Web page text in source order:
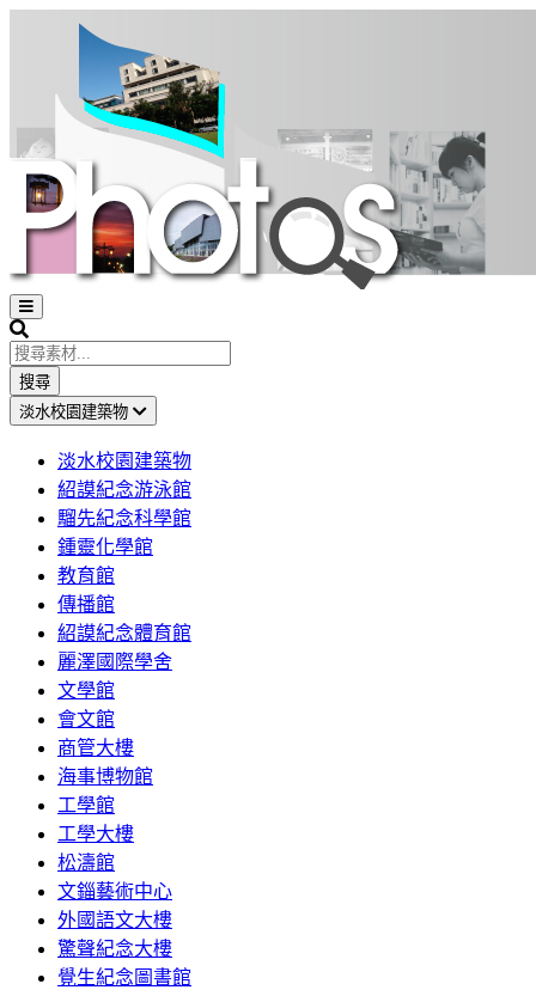
Open
sidebar
Search
搜尋
淡水校園建築物
淡水校園建築物
紹謨紀念游泳館
騮先紀念科學館
鍾靈化學館
教育館
傳播館
紹謨紀念體育館
麗澤國際學舍
文學館
會文館
商管大樓
海事博物館
工學館
工學大樓
松濤館
文錙藝術中心
外國語文大樓
驚聲紀念大樓
覺生紀念圖書館